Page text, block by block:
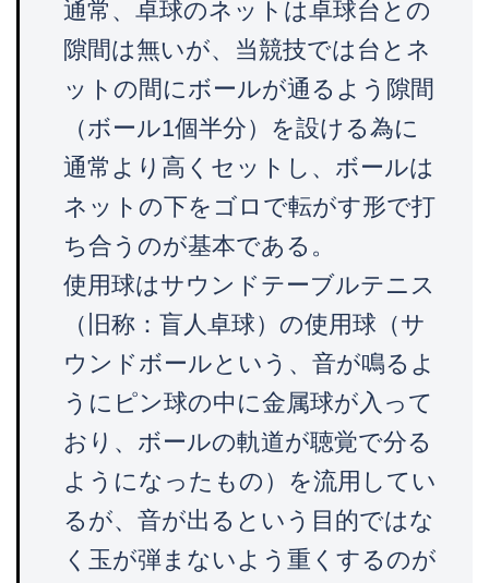
通常、卓球のネットは卓球台との
隙間は無いが、当競技では台とネ
ットの間にボールが通るよう隙間
（ボール1個半分）を設ける為に
通常より高くセットし、ボールは
ネットの下をゴロで転がす形で打
ち合うのが基本である。
使用球はサウンドテーブルテニス
（旧称：盲人卓球）の使用球（サ
ウンドボールという、音が鳴るよ
うにピン球の中に金属球が入って
おり、ボールの軌道が聴覚で分る
ようになったもの）を流用してい
るが、音が出るという目的ではな
く玉が弾まないよう重くするのが